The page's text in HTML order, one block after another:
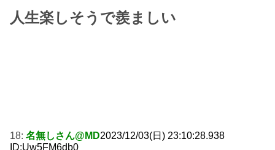
人生楽しそうで羨ましい
18: 名無しさん@MD2023/12/03(日) 23:10:28.938
ID:Uw5FM6db0